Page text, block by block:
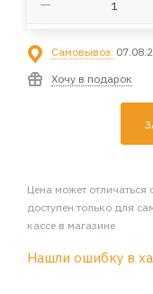
Самовывоз:
Хочу в подарок
Цена может отличаться
доступен только для
кассе в магазине
Нашли ошибку в